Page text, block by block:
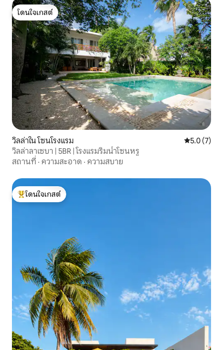
โดนใจเกสต์
โดนใจเกสต์
วิลล่าใน โซนโรงแรม คะแนนเฉลี่
5.0 (7)
วิลล่าลาเซบา | 5BR | โรงแรมริมน้ำโซนหรู
สถานที่ · ความสะอาด · ความสบาย
โดนใจเกสต์ที่สุด
โดนใจเกสต์